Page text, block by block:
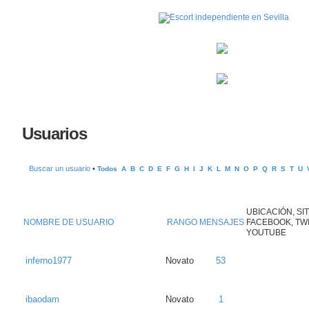
Usuarios
Buscar un usuario • Todos A B C D E F G H I J K L M N O P Q R S T U
RANGO
NOMBRE DE USUARIO MENSAJES
UBICACIÓN,
FACEBOOK,
YOUTUBE
Novato
inferno1977 53
Novato
ibaodam 1